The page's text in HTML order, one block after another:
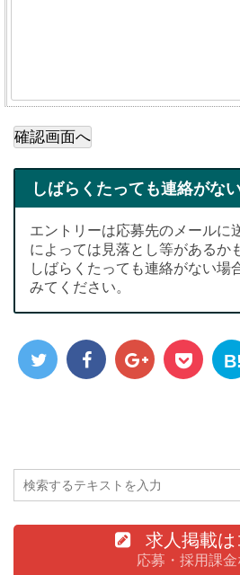
しばらくたっても連絡がな
エントリーは応募先のメールに
によっては見落とし等があるか
しばらくたっても連絡がない場
みてください。
B!
求人掲載は
応募・採用課金